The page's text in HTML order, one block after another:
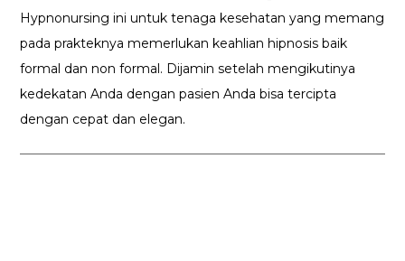
Hypnonursing ini untuk tenaga kesehatan yang memang
pada prakteknya memerlukan keahlian hipnosis baik
formal dan non formal. Dijamin setelah mengikutinya
kedekatan Anda dengan pasien Anda bisa tercipta
dengan cepat dan elegan.